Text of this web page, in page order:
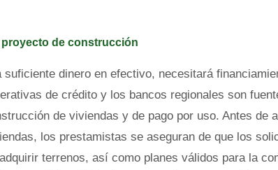
de construcción
suficiente dinero en efectivo, necesitará
de crédito y los bancos regionales son
de viviendas y de pago por uso. Antes de
los prestamistas se aseguran de que los
terrenos, así como planes válidos para la